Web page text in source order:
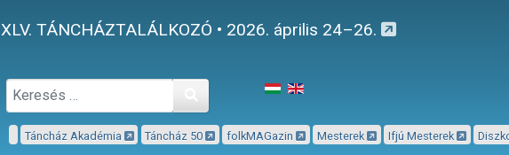
XLV. TÁNCHÁZTALÁLKOZÓ • 2026. április 24–26.
Keresés
Táncház Akadémia Táncház 50 folkMAGazin Mesterek Ifjú Mesterek